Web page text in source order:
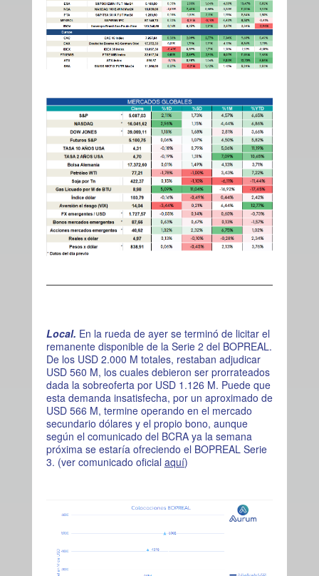
Local. En la rueda de ayer se terminó de licitar el
remanente disponible de la Serie 2 del BOPREAL.
De los USD 2.000 M totales, restaban adjudicar
USD 560 M, los cuales debieron ser prorrateados
dada la sobreoferta por USD 1.126 M. Puede que
esta demanda insatisfecha, por un aproximado de
USD 566 M, termine operando en el mercado
secundario dólares y el propio bono, aunque
según el comunicado del BCRA ya la semana
próxima se estaría ofreciendo el BOPREAL Serie
3. (ver comunicado oficial aquí)